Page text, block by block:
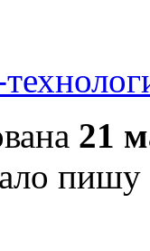
21
пишу